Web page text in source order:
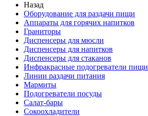
Назад
Оборудование для раздачи пищи
Аппараты для горячих напитков
Граниторы
Диспенсеры для мюсли
Диспенсеры для напитков
Диспенсеры для стаканов
Инфракрасные подогреватели пищи
Линии раздачи питания
Мармиты
Подогреватели посуды
Салат-бары
Сокоохладители